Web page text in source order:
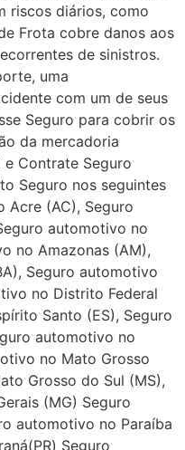
riscos diários, como
Frota cobre danos aos
de sinistros.
uma
com um de seus
Seguro para cobrir os
da mercadoria
Contrate Seguro
Seguro nos seguintes
Acre (AC), Seguro
automotivo no
no Amazonas (AM),
Seguro automotivo
no Distrito Federal
Santo (ES), Seguro
automotivo no
no Mato Grosso
Grosso do Sul (MS),
(MG) Seguro
automotivo no Paraíba
Seguro